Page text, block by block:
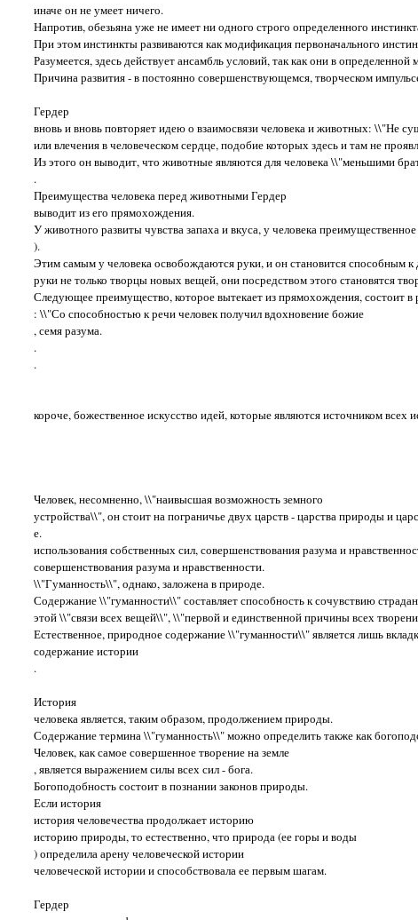
иначе он не умеет ничего.
Напротив, обезьяна уже не имеет ни одного строго определенного
При этом инстинкты развиваются как модификация первоначального
Разумеется, здесь действует ансамбль условий, так как они в
Причина развития - в постоянно совершенствующемся, творческом
Гердер
вновь и вновь повторяет идею о взаимосвязи человека и животных: \\"Не
или влечения в человеческом сердце, подобие которых здесь и там не
Из этого он выводит, что животные являются для человека \\"меньшими
.
Преимущества человека перед животными Гердер
выводит из его прямохождения.
У животного развиты чувства запаха и вкуса, у человека
).
Этим самым у человека освобождаются руки, и он становится способным к
руки не только творцы новых вещей, они посредством этого становятся
Следующее преимущество, которое вытекает из прямохождения, состоит в
: \\"Со способностью к речи человек получил вдохновение божие
, семя разума.
.
.
короче, божественное искусство идей, которые являются источником всех
Человек, несомненно, \\"наивысшая возможность земного
устройства\\", он стоит на пограничье двух царств - царства природы и
е.
использования собственных сил, совершенствования разума и
совершенствования разума и нравственности.
\\"Гуманность\\", однако, заложена в природе.
Содержание \\"гуманности\\" составляет способность к сочувствию
этой \\"связи всех вещей\\", \\"первой и единственной причины всех
Естественное, природное содержание \\"гуманности\\" является лишь
содержание истории
.
История
человека является, таким образом, продолжением природы.
Содержание термина \\"гуманность\\" можно определить также как
Человек, как самое совершенное творение на земле
, является выражением силы всех сил - бога.
Богоподобность состоит в познании законов природы.
Если история
история человечества продолжает историю
историю природы, то естественно, что природа (ее горы и воды
) определила арену человеческой истории
человеческой истории и способствовала ее первым шагам.
Гердер